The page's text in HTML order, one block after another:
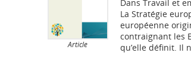
Article
Dans Travail et
La Stratégie
européenne
contraignant les
qu’elle définit. Il